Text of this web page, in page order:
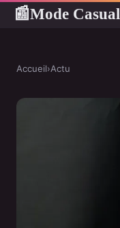
📰Mode Casual
Accueil›Actu